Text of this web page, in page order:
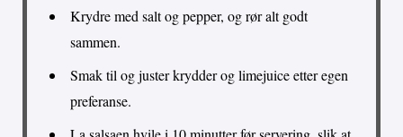
Krydre med salt og pepper, og rør alt godt
sammen.
Smak til og juster krydder og limejuice etter egen
preferanse.